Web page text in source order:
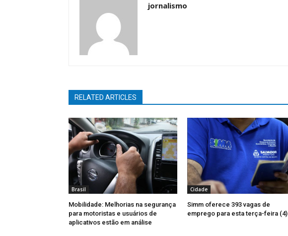
jornalismo
RELATED ARTICLES
Brasil
Mobilidade: Melhorias na segurança
para motoristas e usuários de
aplicativos estão em análise
Cidade
Simm oferece 393 vagas de
emprego para esta terça-feira (4)